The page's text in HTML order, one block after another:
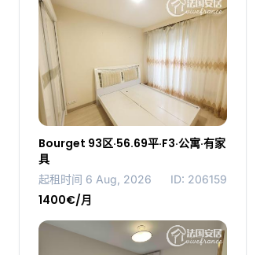
Bourget 93区·56.69平·F3·公寓·有家
具
起租时间 6 Aug, 2026 ID: 206159
1400€/月